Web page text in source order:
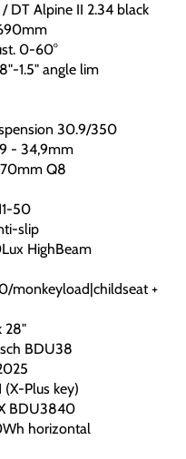
DT Alpine II 2.34 black
0-60°
1.5" angle lim
30.9/350
- 34,9mm
Q8
50
slip
HighBeam
monkeyload|childseat +
28"
BDU38
(X-Plus key)
BDU3840
horizontal